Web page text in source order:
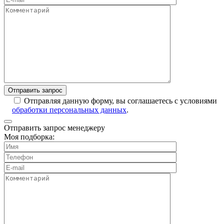
Отправляя данную форму, вы соглашаетесь с условиями
обработки персональных данных.
Отправить запрос менеджеру
Моя подборка: